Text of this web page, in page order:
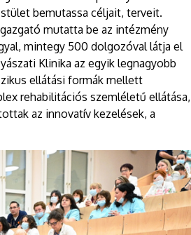
bemutassa céljait, terveit.
mutatta be az intézmény
mintegy 500 dolgozóval látja el
Klinika az egyik legnagyobb
ellátási formák mellett
rehabilitációs szemléletű ellátása,
az innovatív kezelések, a